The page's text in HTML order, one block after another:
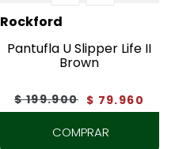
Rockford
Pantufla U Slipper Life II
Brown
$ 199.900 $ 79.960
COMPRAR